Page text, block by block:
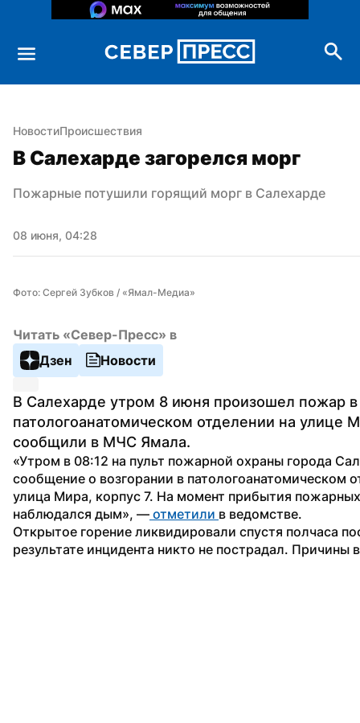
НовостиПроисшествия
В Салехарде загорелся морг
Пожарные потушили горящий морг в Салехарде
08 июня, 04:28
Фото: Сергей Зубков / «Ямал-Медиа»
Читать «Север-Пресс» в
Дзен
Новости
В Салехарде утром 8 июня произошел пожар в
патологоанатомическом отделении на улице
сообщили в МЧС Ямала.
«Утром в 08:12 на пульт пожарной охраны города
сообщение о возгорании в патологоанатомическом
улица Мира, корпус 7. На момент прибытия
наблюдался дым», — отметили в ведомстве.
Открытое горение ликвидировали спустя полчаса
результате инцидента никто не пострадал. Причины